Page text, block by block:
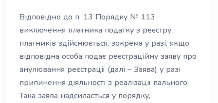
Відповідно до п. 13 Порядку № 113
виключення платника податку з реєстру
платників здійснюється, зокрема у разі, якщо
відповідна особа подає реєстраційну заяву про
анулювання реєстрації (далі – Заява) у разі
припинення діяльності з реалізації пального.
Така заява надсилається у порядку,